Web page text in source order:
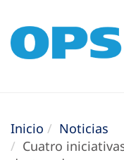
Inicio
Noticias
Cuatro